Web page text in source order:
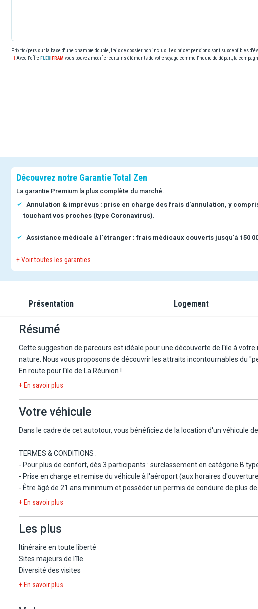
Prix ttc/pers sur la base d'une chambre double, frais de dossier non inclus. Les prix et pensions sont susceptibles
Avec l'offre
vous pouvez modifier certains éléments de votre voyage comme l'heure de départ, la
Découvrez notre Garantie Total Zen
La garantie Premium la plus complète du marché.
Annulation & imprévus : prise en charge des frais d'annulation, y
touchant vos proches (type Coronavirus).
Assistance médicale à l'étranger : frais médicaux couverts jusqu'à 150
+ Voir toutes les garanties
Présentation Logement
Résumé
Cette suggestion de parcours est idéale pour une découverte de l'île à
nature. Nous vous proposons de découvrir les attraits incontournables du
En route pour l'île de La Réunion !
+ En savoir plus
Votre véhicule
Dans le cadre de cet autotour, vous bénéficiez de la location d'un véhicule
TERMES & CONDITIONS :
- Pour plus de confort, dès 3 participants : surclassement en catégorie B
- Prise en charge et remise du véhicule à l'aéroport (aux horaires
- Être âgé de 21 ans minimum et posséder un permis de conduire de plus
- Permis français ou européen demandé lors de la prise du véhicule. En
- Pour les catégories A et B, la franchise est de 1 100€.
- Durée de location de 8 jours par tranche de 24h : le véhicule doit être
dépassement, une journée supplémentaire vous sera facturée sur place
- Remise du véhicule dans un état conforme et avec le même niveau de
- Kilométrage illimité.
+ En savoir plus
Les plus
Itinéraire en toute liberté
Sites majeurs de l'île
Diversité des visites
+ En savoir plus